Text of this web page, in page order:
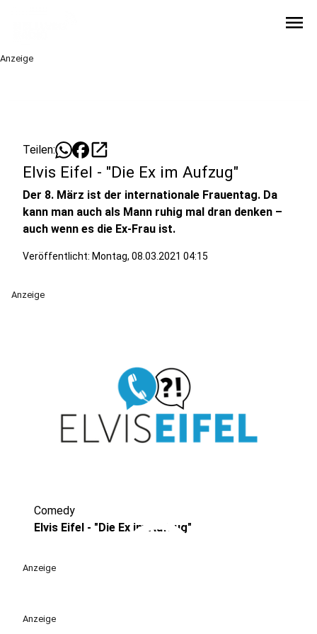
menu
Anzeige
Teilen: open_in_new
Elvis Eifel - "Die Ex im Aufzug"
Der 8. März ist der internationale Frauentag. Da
kann man auch als Mann ruhig mal dran denken –
auch wenn es die Ex-Frau ist.
Veröffentlicht: Montag, 08.03.2021 04:15
Anzeige
play_circle
Comedy
Elvis Eifel - "Die Ex im Aufzug"
Anzeige
Anzeige